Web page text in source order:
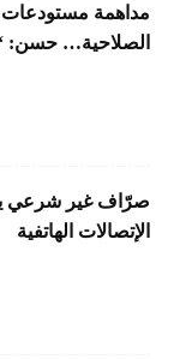
مداهمة مستودعات
الصلاحية… حسن:
صرّاف غير شرعي
الإتصالات الهاتفية